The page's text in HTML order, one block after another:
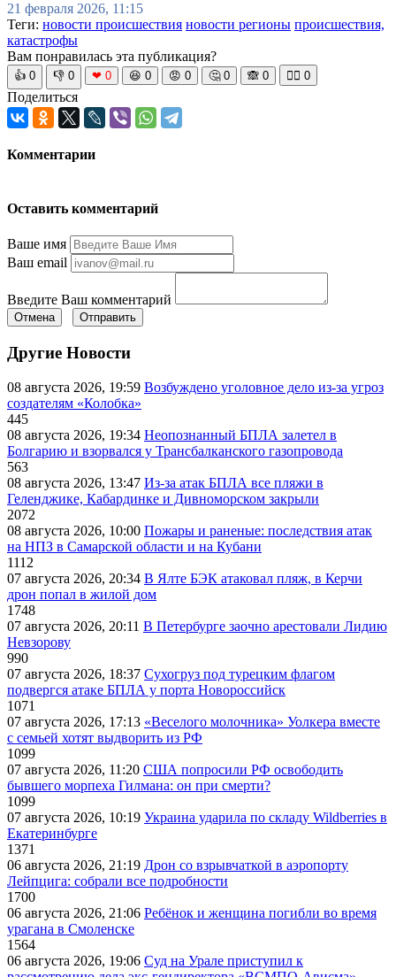
21 февраля 2026, 11:15
Теги: новости происшествия новости регионы происшествия,
катастрофы
Вам понравилась эта публикация?
👍 0 👎 0 ❤ 0 😆 0 😡 0 🤔 0 🙈 0 🧘‍♀️ 0
Поделиться
Комментарии
Оставить комментарий
Ваше имя
Ваш email
Введите Ваш комментарий
Отмена Отправить
Другие Новости
08 августа 2026, 19:59 Возбуждено уголовное дело из-за угроз
создателям «Колобка»
445
08 августа 2026, 19:34 Неопознанный БПЛА залетел в
Болгарию и взорвался у Трансбалканского газопровода
563
08 августа 2026, 13:47 Из-за атак БПЛА все пляжи в
Геленджике, Кабардинке и Дивноморском закрыли
2072
08 августа 2026, 10:00 Пожары и раненые: последствия атак
на НПЗ в Самарской области и на Кубани
1112
07 августа 2026, 20:34 В Ялте БЭК атаковал пляж, в Керчи
дрон попал в жилой дом
1748
07 августа 2026, 20:11 В Петербурге заочно арестовали Лидию
Невзорову
990
07 августа 2026, 18:37 Сухогруз под турецким флагом
подвергся атаке БПЛА у порта Новороссийск
1071
07 августа 2026, 17:13 «Веселого молочника» Уолкера вместе
с семьей хотят выдворить из РФ
1099
07 августа 2026, 11:20 США попросили РФ освободить
бывшего морпеха Гилмана: он при смерти?
1099
07 августа 2026, 10:19 Украина ударила по складу Wildberries в
Екатеринбурге
1371
06 августа 2026, 21:19 Дрон со взрывчаткой в аэропорту
Лейпцига: собрали все подробности
1700
06 августа 2026, 21:06 Ребёнок и женщина погибли во время
урагана в Смоленске
1564
06 августа 2026, 19:06 Суд на Урале приступил к